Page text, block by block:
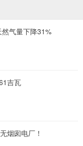
气量下降31%
吉瓦
烟囱电厂！